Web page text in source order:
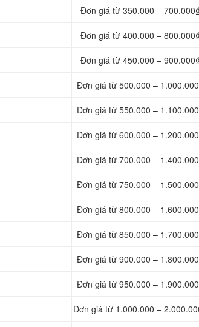
Đơn giá từ 350.000 –
Đơn giá từ 400.000 –
Đơn giá từ 450.000 –
Đơn giá từ 500.000 –
Đơn giá từ 550.000 –
Đơn giá từ 600.000 –
Đơn giá từ 700.000 –
Đơn giá từ 750.000 –
Đơn giá từ 800.000 –
Đơn giá từ 850.000 –
Đơn giá từ 900.000 –
Đơn giá từ 950.000 –
Đơn giá từ 1.000.000 –